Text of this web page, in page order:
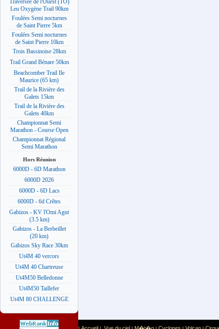
Traversée de l'Ouest (TO)
Leu Oxygène Trail 90km
Foulées Semi nocturnes
de Saint Pierre 5km
Foulées Semi nocturnes
de Saint Pierre 10km
Trois Bassinoise 28km
Trail Grand Bénare 50km
Beachcomber Trail Ile
Maurice (65 km)
Trail de la Rivière des
Galets 15km
Trail de la Rivière des
Galets 40km
Championnat Semi
Marathon - Course Open
Championnat Régional
Semi Marathon
Hors Réunion
6000D - 6D Marathon
6000D 2026
6000D - 6D Lacs
6000D - 6d Crêtes
Gabizos - KV l'Omi Agut
(3.5 km)
Gabizos - La Berbeillet
(20 km)
Gabizos Sky Race 30km
Ut4M 40 vercors
Ut4M 40 Chartreuse
Ut4M50 Belledonne
Ut4M50 Taillefer
Ut4M 80 CHALLENGE